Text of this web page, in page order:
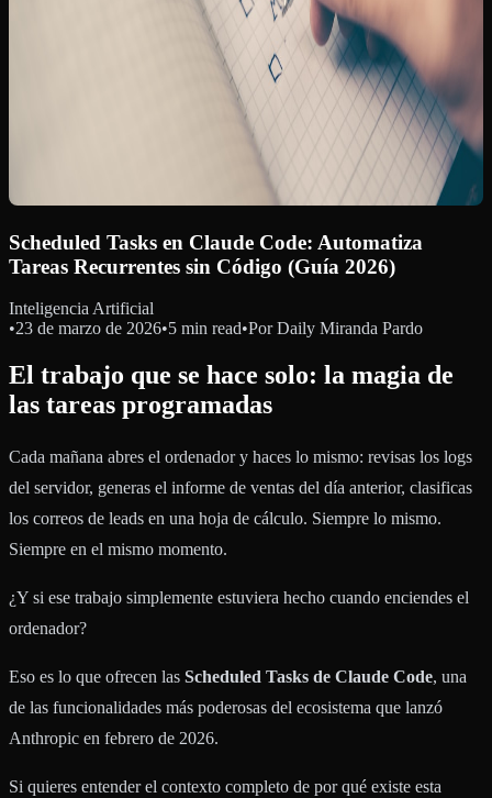
Scheduled Tasks en Claude Code: Automatiza
Tareas Recurrentes sin Código (Guía 2026)
Inteligencia Artificial
•23 de marzo de 2026•5 min read•Por Daily Miranda Pardo
El trabajo que se hace solo: la magia de
las tareas programadas
Cada mañana abres el ordenador y haces lo mismo: revisas los logs
del servidor, generas el informe de ventas del día anterior, clasificas
los correos de leads en una hoja de cálculo. Siempre lo mismo.
Siempre en el mismo momento.
¿Y si ese trabajo simplemente estuviera hecho cuando enciendes el
ordenador?
Eso es lo que ofrecen las Scheduled Tasks de Claude Code, una
de las funcionalidades más poderosas del ecosistema que lanzó
Anthropic en febrero de 2026.
Si quieres entender el contexto completo de por qué existe esta